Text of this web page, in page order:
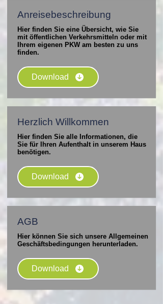
Anreisebeschreibung
Hier finden Sie eine Übersicht, wie Sie
mit öffentlichen Verkehrsmitteln oder mit
Ihrem eigenen PKW am besten zu uns
finden.
Download
Herzlich Willkommen
Hier finden Sie alle Informationen, die
Sie für Ihren Aufenthalt in unserem Haus
benötigen.
Download
AGB
Hier können Sie sich unsere Allgemeinen
Geschäftsbedingungen herunterladen.
Download